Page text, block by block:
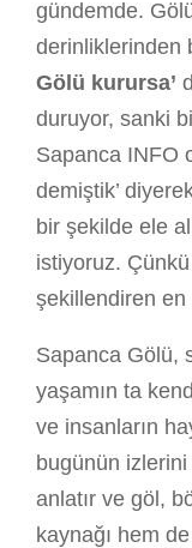
gündemde.
derinliklerinden
Gölü kurursa’
duruyor, sanki
Sapanca INFO
demiştik’
bir şekilde ele
istiyoruz.
şekillendiren en
Sapanca Gölü,
yaşamın ta
ve insanların
bugünün izlerini
anlatır ve göl,
kaynağı hem